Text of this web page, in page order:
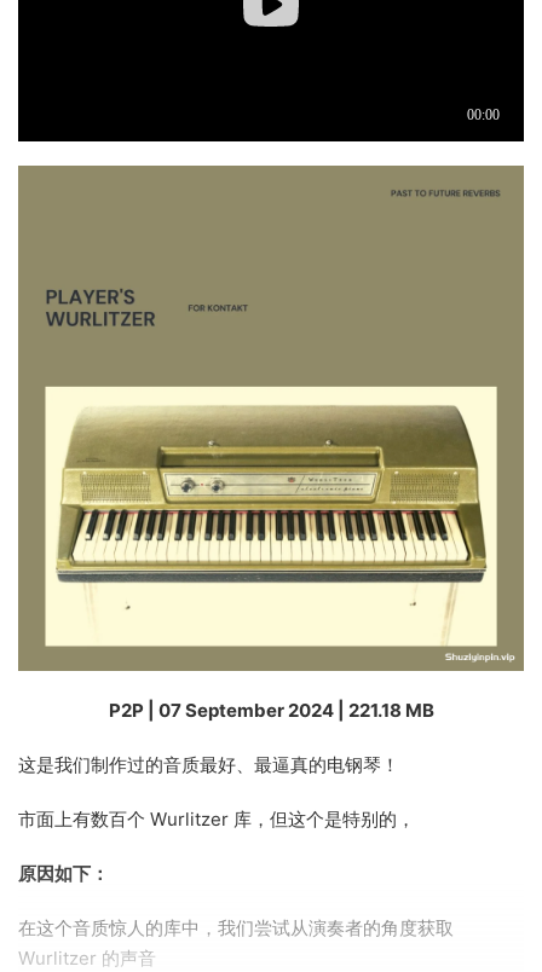
P2P | 07 September 2024 | 221.18 MB
这是我们制作过的音质最好、最逼真的电钢琴！
市面上有数百个 Wurlitzer 库，但这个是特别的，
原因如下：
在这个音质惊人的库中，我们尝试从演奏者的角度获取
Wurlitzer 的声音